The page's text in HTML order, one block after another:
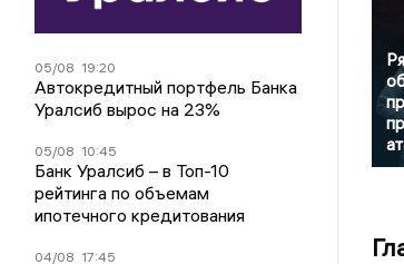
05/08 19:20
Автокредитный портфель Банка
Уралсиб вырос на 23%
05/08 10:45
Банк Уралсиб – в Топ-10
рейтинга по объемам
ипотечного кредитования
04/08 17:45